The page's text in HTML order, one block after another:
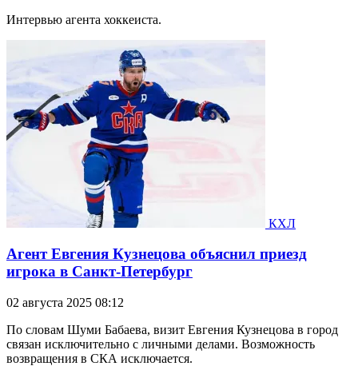
Интервью агента хоккеиста.
КХЛ
Агент Евгения Кузнецова объяснил приезд
игрока в Санкт-Петербург
02 августа 2025 08:12
По словам Шуми Бабаева, визит Евгения Кузнецова в город
связан исключительно с личными делами. Возможность
возвращения в СКА исключается.